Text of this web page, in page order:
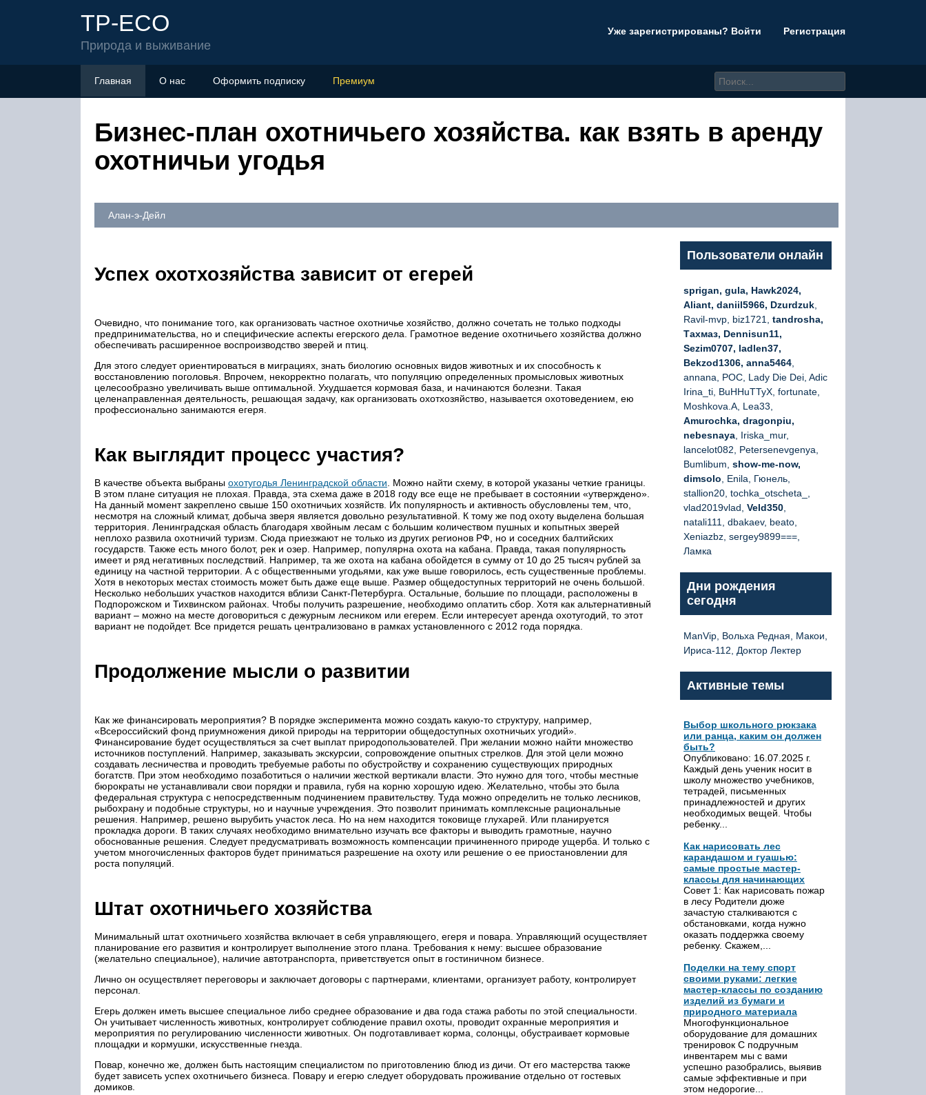
TP-ECO
Природа и выживание
Уже зарегистрированы? Войти Регистрация
Главная О нас Оформить подписку Премиум
Бизнес-план охотничьего хозяйства. как взять в аренду
охотничьи угодья
Алан-э-Дейл
Успех охотхозяйства зависит от егерей
Очевидно, что понимание того, как организовать частное охотничье хозяйство, должно сочетать не только подходы
предпринимательства, но и специфические аспекты егерского дела. Грамотное ведение охотничьего хозяйства должно
обеспечивать расширенное воспроизводство зверей и птиц.
Для этого следует ориентироваться в миграциях, знать биологию основных видов животных и их способность к
восстановлению поголовья. Впрочем, некорректно полагать, что популяцию определенных промысловых животных
целесообразно увеличивать выше оптимальной. Ухудшается кормовая база, и начинаются болезни. Такая
целенаправленная деятельность, решающая задачу, как организовать охотхозяйство, называется охотоведением, ею
профессионально занимаются егеря.
Как выглядит процесс участия?
В качестве объекта выбраны охотугодья Ленинградской области . Можно найти схему, в которой указаны четкие границы.
В этом плане ситуация не плохая. Правда, эта схема даже в 2018 году все еще не пребывает в состоянии «утверждено».
На данный момент закреплено свыше 150 охотничьих хозяйств. Их популярность и активность обусловлены тем, что,
несмотря на сложный климат, добыча зверя является довольно результативной. К тому же под охоту выделена большая
территория. Ленинградская область благодаря хвойным лесам с большим количеством пушных и копытных зверей
неплохо развила охотничий туризм. Сюда приезжают не только из других регионов РФ, но и соседних балтийских
государств. Также есть много болот, рек и озер. Например, популярна охота на кабана. Правда, такая популярность
имеет и ряд негативных последствий. Например, та же охота на кабана обойдется в сумму от 10 до 25 тысяч рублей за
единицу на частной территории. А с общественными угодьями, как уже выше говорилось, есть существенные проблемы.
Хотя в некоторых местах стоимость может быть даже еще выше. Размер общедоступных территорий не очень большой.
Несколько небольших участков находится вблизи Санкт-Петербурга. Остальные, большие по площади, расположены в
Подпорожском и Тихвинском районах. Чтобы получить разрешение, необходимо оплатить сбор. Хотя как альтернативный
вариант – можно на месте договориться с дежурным лесником или егерем. Если интересует аренда охотугодий, то этот
вариант не подойдет. Все придется решать централизовано в рамках установленного с 2012 года порядка.
Продолжение мысли о развитии
Как же финансировать мероприятия? В порядке эксперимента можно создать какую-то структуру, например,
«Всероссийский фонд приумножения дикой природы на территории общедоступных охотничьих угодий».
Финансирование будет осуществляться за счет выплат природопользователей. При желании можно найти множество
источников поступлений. Например, заказывать экскурсии, сопровождение опытных стрелков. Для этой цели можно
создавать лесничества и проводить требуемые работы по обустройству и сохранению существующих природных
богатств. При этом необходимо позаботиться о наличии жесткой вертикали власти. Это нужно для того, чтобы местные
бюрократы не устанавливали свои порядки и правила, губя на корню хорошую идею. Желательно, чтобы это была
федеральная структура с непосредственным подчинением правительству. Туда можно определить не только лесников,
рыбохрану и подобные структуры, но и научные учреждения. Это позволит принимать комплексные рациональные
решения. Например, решено вырубить участок леса. Но на нем находится токовище глухарей. Или планируется
прокладка дороги. В таких случаях необходимо внимательно изучать все факторы и выводить грамотные, научно
обоснованные решения. Следует предусматривать возможность компенсации причиненного природе ущерба. И только с
учетом многочисленных факторов будет приниматься разрешение на охоту или решение о ее приостановлении для
роста популяций.
Штат охотничьего хозяйства
Минимальный штат охотничьего хозяйства включает в себя управляющего, егеря и повара. Управляющий осуществляет
планирование его развития и контролирует выполнение этого плана. Требования к нему: высшее образование
(желательно специальное), наличие автотранспорта, приветствуется опыт в гостиничном бизнесе.
Лично он осуществляет переговоры и заключает договоры с партнерами, клиентами, организует работу, контролирует
персонал.
Егерь должен иметь высшее специальное либо среднее образование и два года стажа работы по этой специальности.
Он учитывает численность животных, контролирует соблюдение правил охоты, проводит охранные мероприятия и
мероприятия по регулированию численности животных. Он подготавливает корма, солонцы, обустраивает кормовые
площадки и кормушки, искусственные гнезда.
Повар, конечно же, должен быть настоящим специалистом по приготовлению блюд из дичи. От его мастерства также
будет зависеть успех охотничьего бизнеса. Повару и егерю следует оборудовать проживание отдельно от гостевых
домиков.
Пользователи онлайн
sprigan, gula, Hawk2024,
Aliant, daniil5966, Dzurdzuk
Ravil-mvp, biz1721, tandrosha,
Тахмаз, Dennisun11,
Sezim0707, ladlen37,
Bekzod1306, anna5464
annana, РОС, Lady Die Dei, Adic
Irina_ti, BuHHuTTyX, fortunate,
Moshkova.A, Lea33,
Amurochka, dragonpiu,
nebesnaya , Iriska_mur,
lancelot082, Petersenevgenya,
Bumlibum, show-me-now,
dimsolo , Enila, Гюнель,
stallion20, tochka_otscheta_,
vlad2019vlad, Veld350
natali111, dbakaev, beato,
Xeniazbz, sergey9899===,
Ламка
Дни рождения
сегодня
ManVip, Вольха Редная, Макои,
Ириса-112, Доктор Лектер
Активные темы
Выбор школьного рюкзака
или ранца, каким он должен
быть?
Опубликовано: 16.07.2025 г.
Каждый день ученик носит в
школу множество учебников,
тетрадей, письменных
принадлежностей и других
необходимых вещей. Чтобы
ребенку...
Как нарисовать лес
карандашом и гуашью:
самые простые мастер-
классы для начинающих
Совет 1: Как нарисовать пожар
в лесу Родители дюже
зачастую сталкиваются с
обстановками, когда нужно
оказать поддержка своему
ребенку. Скажем,...
Поделки на тему спорт
своими руками: легкие
мастер-классы по созданию
изделий из бумаги и
природного материала
Многофункциональное
оборудование для домашних
тренировок С подручным
инвентарем мы с вами
успешно разобрались, выявив
самые эффективные и при
этом недорогие...